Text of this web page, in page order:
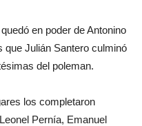
en poder de Antonino
Julián Santero culminó
del poleman.
los completaron
Pernía, Emanuel